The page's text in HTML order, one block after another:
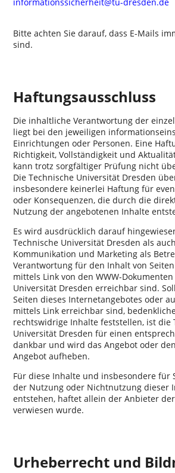
Bitte achten Sie darauf, dass E-Mails
sind.
Haftungsausschluss
Die inhaltliche Verantwortung der
liegt bei den jeweiligen
Einrichtungen oder Personen. Eine
Richtigkeit, Vollständigkeit und
kann trotz sorgfältiger Prüfung nicht
Die Technische Universität Dresden
insbesondere keinerlei Haftung für
oder Konsequenzen, die durch die
Nutzung der angebotenen Inhalte
Es wird ausdrücklich darauf
Technische Universität Dresden als
Kommunikation und Marketing als
Verantwortung für den Inhalt von
mittels Link von den WWW-
Universität Dresden erreichbar sind.
Seiten dieses Internetangebotes oder
mittels Link erreichbar sind,
rechtswidrige Inhalte feststellen, ist die
Universität Dresden für einen
dankbar und wird das Angebot oder
Angebot aufheben.
Für diese Inhalte und insbesondere für
der Nutzung oder Nichtnutzung dieser
entstehen, haftet allein der Anbieter
verwiesen wurde.
Urheberrecht und